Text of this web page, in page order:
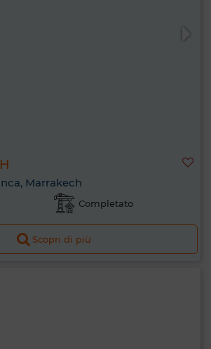
Marrakech
Completato
Scopri di più